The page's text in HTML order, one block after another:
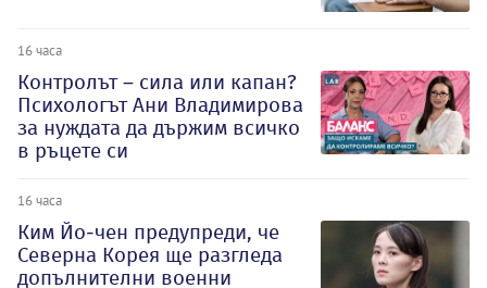
16 часа
Контролът – сила или капан?
Психологът Ани Владимирова
за нуждата да държим всичко
в ръцете си
16 часа
Ким Йо-чен предупреди, че
Северна Корея ще разгледа
допълнителни военни